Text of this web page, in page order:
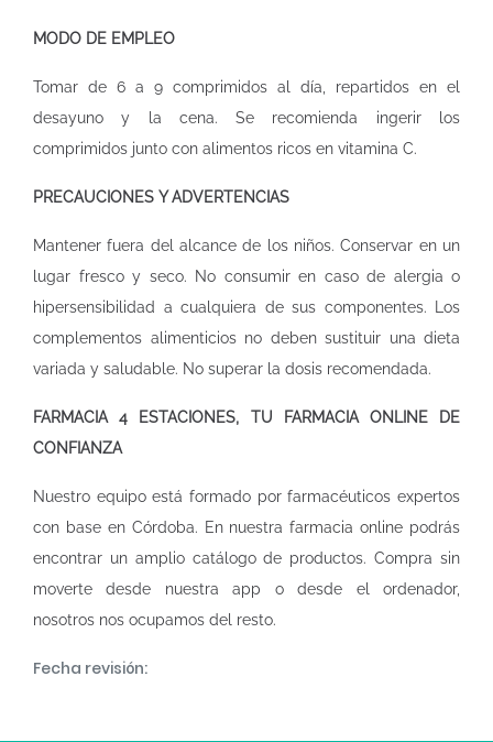
MODO DE EMPLEO
Tomar de 6 a 9 comprimidos al día, repartidos en el
desayuno y la cena. Se recomienda ingerir los
comprimidos junto con alimentos ricos en vitamina C.
PRECAUCIONES Y ADVERTENCIAS
Mantener fuera del alcance de los niños. Conservar en un
lugar fresco y seco. No consumir en caso de alergia o
hipersensibilidad a cualquiera de sus componentes. Los
complementos alimenticios no deben sustituir una dieta
variada y saludable. No superar la dosis recomendada.
FARMACIA 4 ESTACIONES, TU FARMACIA ONLINE DE
CONFIANZA
Nuestro equipo está formado por farmacéuticos expertos
con base en Córdoba. En nuestrafarmacia online podrás
encontrar un amplio catálogo de productos. Compra sin
moverte desde nuestra app o desde el ordenador,
nosotros nos ocupamos del resto.
Fecha revisión: